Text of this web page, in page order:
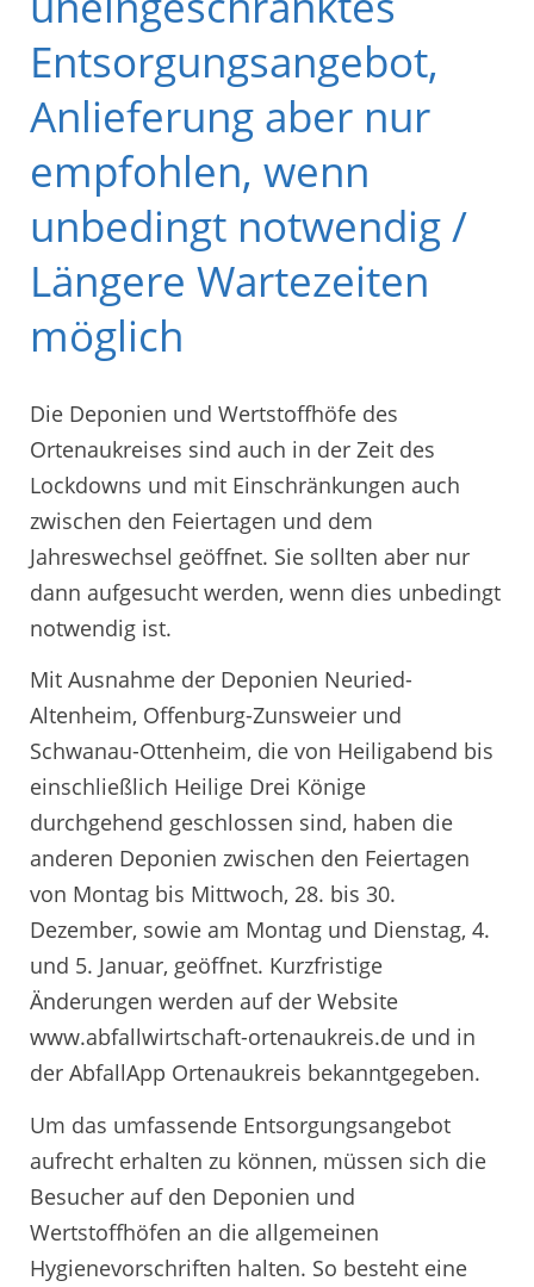
Entsorgungsangebot,
Anlieferung aber nur
empfohlen, wenn
unbedingt notwendig /
Längere Wartezeiten
möglich
Die Deponien und Wertstoffhöfe des
Ortenaukreises sind auch in der Zeit des
Lockdowns und mit Einschränkungen auch
zwischen den Feiertagen und dem
Jahreswechsel geöffnet. Sie sollten aber nur
dann aufgesucht werden, wenn dies unbedingt
notwendig ist.
Mit Ausnahme der Deponien Neuried-
Altenheim, Offenburg-Zunsweier und
Schwanau-Ottenheim, die von Heiligabend bis
einschließlich Heilige Drei Könige
durchgehend geschlossen sind, haben die
anderen Deponien zwischen den Feiertagen
von Montag bis Mittwoch, 28. bis 30.
Dezember, sowie am Montag und Dienstag, 4.
und 5. Januar, geöffnet. Kurzfristige
Änderungen werden auf der Website
www.abfallwirtschaft-ortenaukreis.de und in
der AbfallApp Ortenaukreis bekanntgegeben.
Um das umfassende Entsorgungsangebot
aufrecht erhalten zu können, müssen sich die
Besucher auf den Deponien und
Wertstoffhöfen an die allgemeinen
Hygienevorschriften halten. So besteht eine